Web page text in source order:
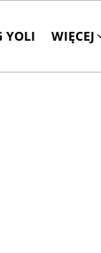
YOLI WIĘCEJ